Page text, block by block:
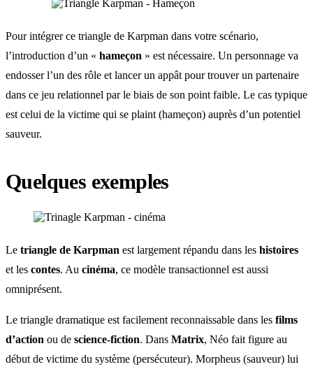
Pour intégrer ce triangle de Karpman dans votre scénario,
l’introduction d’un « hameçon » est nécessaire. Un personnage va
endosser l’un des rôle et lancer un appât pour trouver un partenaire
dans ce jeu relationnel par le biais de son point faible. Le cas typique
est celui de la victime qui se plaint (hameçon) auprès d’un potentiel
sauveur.
Quelques exemples
Le triangle de Karpman est largement répandu dans les histoires
et les contes. Au cinéma, ce modèle transactionnel est aussi
omniprésent.
Le triangle dramatique est facilement reconnaissable dans les films
d’action ou de science-fiction. Dans Matrix, Néo fait figure au
début de victime du système (persécuteur). Morpheus (sauveur) lui